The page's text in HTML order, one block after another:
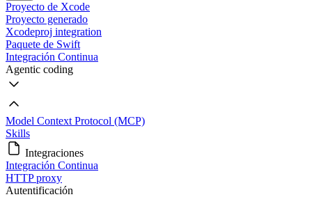
Proyecto de Xcode
Proyecto generado
Xcodeproj integration
Paquete de Swift
Integración Continua
Agentic coding
Model Context Protocol (MCP)
Skills
Integraciones
Integración Continua
HTTP proxy
Autentificación